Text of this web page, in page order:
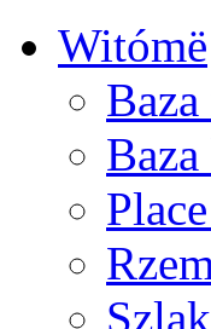
Witómë